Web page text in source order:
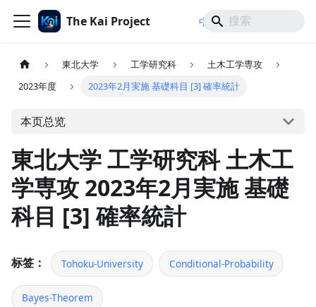
The Kai Project 中文/ 日本語
東北大学 工学研究科
土木工学専攻
2023年度
2023年2月実施 基礎科目 [3] 確率統計
本页总览
東北大学 工学研究科 土木工
学専攻 2023年2月実施 基礎
科目 [3] 確率統計
标签： Tohoku-University Conditional-Probability
Bayes-Theorem